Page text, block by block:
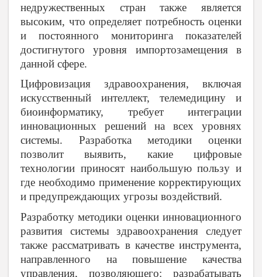
недружественных стран также является
высоким, что определяет потребность оценки
и постоянного мониторинга показателей
достигнутого уровня импортозамещения в
данной сфере.
Цифровизация здравоохранения, включая
искусственный интеллект, телемедицину и
биоинформатику, требует интеграции
инновационных решений на всех уровнях
системы. Разработка методики оценки
позволит выявить, какие цифровые
технологии приносят наибольшую пользу и
где необходимо применение корректирующих
и предупреждающих угрозы воздействий.
Разработку методики оценки инновационного
развития системы здравоохранения следует
также рассматривать в качестве инструмента,
направленного на повышение качества
управления, позволяющего: разрабатывать